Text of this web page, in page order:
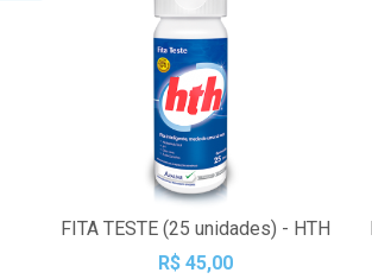
FITA TESTE (25 unidades) - HTH
R$ 45,00